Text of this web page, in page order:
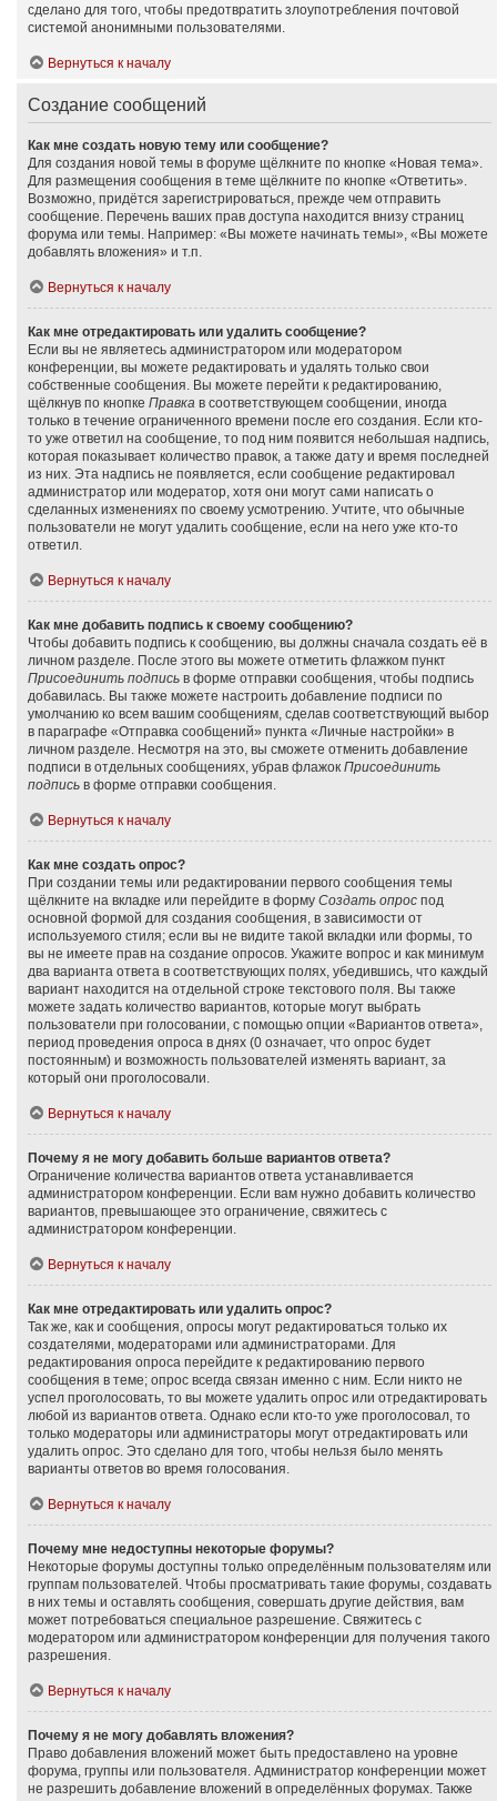
сделано для того, чтобы предотвратить злоупотребления почтовой
системой анонимными пользователями.
Вернуться к началу
Создание сообщений
Как мне создать новую тему или сообщение?
Для создания новой темы в форуме щёлкните по кнопке «Новая тема».
Для размещения сообщения в теме щёлкните по кнопке «Ответить».
Возможно, придётся зарегистрироваться, прежде чем отправить
сообщение. Перечень ваших прав доступа находится внизу страниц
форума или темы. Например: «Вы можете начинать темы», «Вы можете
добавлять вложения» и т.п.
Вернуться к началу
Как мне отредактировать или удалить сообщение?
Если вы не являетесь администратором или модератором
конференции, вы можете редактировать и удалять только свои
собственные сообщения. Вы можете перейти к редактированию,
щёлкнув по кнопке Правка в соответствующем сообщении, иногда
только в течение ограниченного времени после его создания. Если кто-
то уже ответил на сообщение, то под ним появится небольшая надпись,
которая показывает количество правок, а также дату и время последней
из них. Эта надпись не появляется, если сообщение редактировал
администратор или модератор, хотя они могут сами написать о
сделанных изменениях по своему усмотрению. Учтите, что обычные
пользователи не могут удалить сообщение, если на него уже кто-то
ответил.
Вернуться к началу
Как мне добавить подпись к своему сообщению?
Чтобы добавить подпись к сообщению, вы должны сначала создать её в
личном разделе. После этого вы можете отметить флажком пункт
Присоединить подпись в форме отправки сообщения, чтобы подпись
добавилась. Вы также можете настроить добавление подписи по
умолчанию ко всем вашим сообщениям, сделав соответствующий выбор
в параграфе «Отправка сообщений» пункта «Личные настройки» в
личном разделе. Несмотря на это, вы сможете отменить добавление
подписи в отдельных сообщениях, убрав флажок Присоединить
подпись в форме отправки сообщения.
Вернуться к началу
Как мне создать опрос?
При создании темы или редактировании первого сообщения темы
щёлкните на вкладке или перейдите в форму Создать опрос под
основной формой для создания сообщения, в зависимости от
используемого стиля; если вы не видите такой вкладки или формы, то
вы не имеете прав на создание опросов. Укажите вопрос и как минимум
два варианта ответа в соответствующих полях, убедившись, что каждый
вариант находится на отдельной строке текстового поля. Вы также
можете задать количество вариантов, которые могут выбрать
пользователи при голосовании, с помощью опции «Вариантов ответа»,
период проведения опроса в днях (0 означает, что опрос будет
постоянным) и возможность пользователей изменять вариант, за
который они проголосовали.
Вернуться к началу
Почему я не могу добавить больше вариантов ответа?
Ограничение количества вариантов ответа устанавливается
администратором конференции. Если вам нужно добавить количество
вариантов, превышающее это ограничение, свяжитесь с
администратором конференции.
Вернуться к началу
Как мне отредактировать или удалить опрос?
Так же, как и сообщения, опросы могут редактироваться только их
создателями, модераторами или администраторами. Для
редактирования опроса перейдите к редактированию первого
сообщения в теме; опрос всегда связан именно с ним. Если никто не
успел проголосовать, то вы можете удалить опрос или отредактировать
любой из вариантов ответа. Однако если кто-то уже проголосовал, то
только модераторы или администраторы могут отредактировать или
удалить опрос. Это сделано для того, чтобы нельзя было менять
варианты ответов во время голосования.
Вернуться к началу
Почему мне недоступны некоторые форумы?
Некоторые форумы доступны только определённым пользователям или
группам пользователей. Чтобы просматривать такие форумы, создавать
в них темы и оставлять сообщения, совершать другие действия, вам
может потребоваться специальное разрешение. Свяжитесь с
модератором или администратором конференции для получения такого
разрешения.
Вернуться к началу
Почему я не могу добавлять вложения?
Право добавления вложений может быть предоставлено на уровне
форума, группы или пользователя. Администратор конференции может
не разрешить добавление вложений в определённых форумах. Также